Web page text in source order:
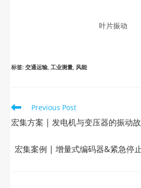
叶片振动
标签:交通运输 工业测量 风能
Previous Post
宏集方案 | 发电机与变压器的振动
宏集案例 | 增量式编码器&紧急停